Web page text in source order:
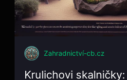
Zahradnictví-cb.cz
Krulichovi